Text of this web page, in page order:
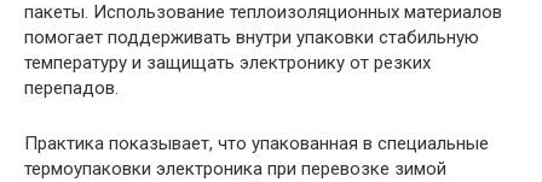
пакеты. Использование теплоизоляционных материалов
помогает поддерживать внутри упаковки стабильную
температуру и защищать электронику от резких
перепадов.
Практика показывает, что упакованная в специальные
термоупаковки электроника при перевозке зимой